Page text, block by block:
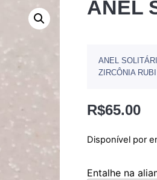
ANEL
ANEL
ZIRCÔNIA
R$65.00
Disponível por
Entalhe na